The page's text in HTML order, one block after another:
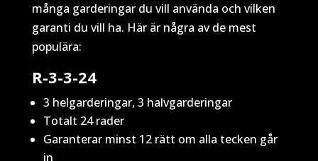
många garderingar du vill använda och vilken
garanti du vill ha. Här är några av de mest
populära:
R-3-3-24
3 helgarderingar, 3 halvgarderingar
Totalt 24 rader
Garanterar minst 12 rätt om alla tecken går
in